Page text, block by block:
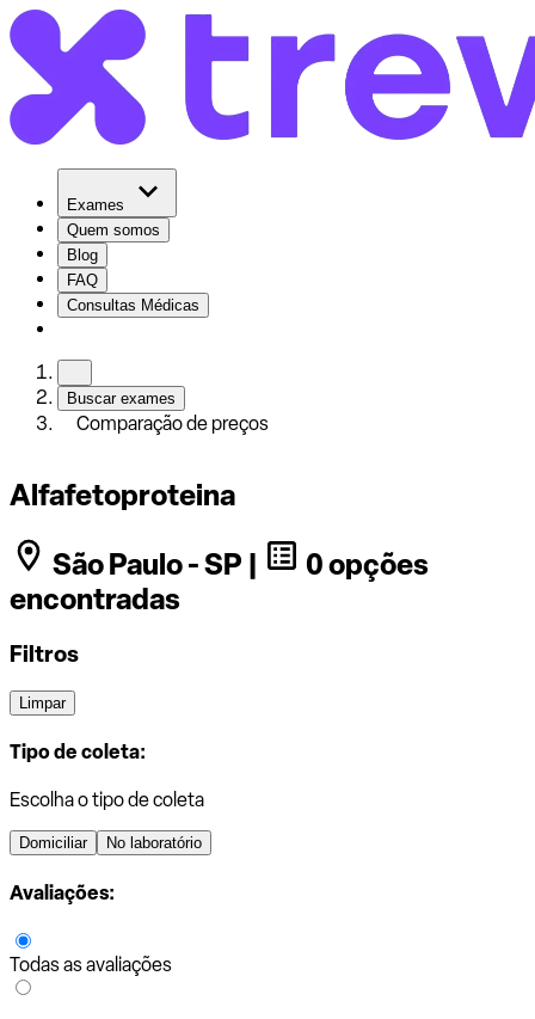
Exames
Quem somos
Blog
FAQ
Consultas Médicas
Buscar exames
Comparação de preços
Alfafetoproteina
São Paulo - SP |
0 opções
encontradas
Filtros
Limpar
Tipo de coleta:
Escolha o tipo de coleta
Domiciliar No laboratório
Avaliações:
Todas as avaliações